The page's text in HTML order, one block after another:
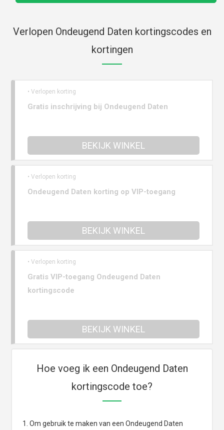
Verlopen Ondeugend Daten kortingscodes en
kortingen
• Verlopen korting
Gratis inschrijving bij Ondeugend Daten
BEKIJK WINKEL
• Verlopen korting
Ondeugend Daten korting op VIP-toegang
BEKIJK WINKEL
• Verlopen korting
Gratis VIP-toegang Ondeugend Daten
kortingscode
BEKIJK WINKEL
Hoe voeg ik een Ondeugend Daten
kortingscode toe?
Om gebruik te maken van een Ondeugend Daten